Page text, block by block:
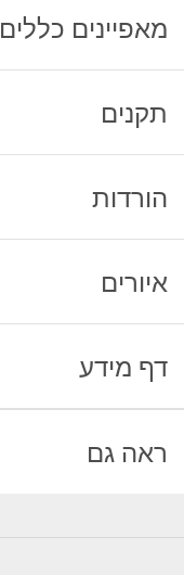
מאפיינים כללים
תקנים
הורדות
איורים
דף מידע
ראה גם